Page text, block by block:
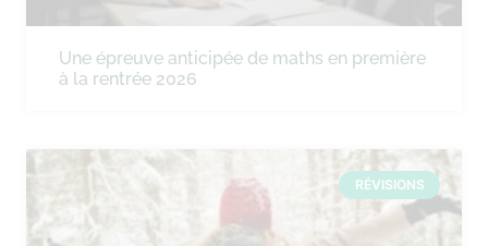
Une épreuve anticipée de maths en première
à la rentrée 2026
RÉVISIONS